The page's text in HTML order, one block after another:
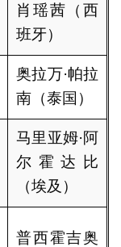
肖瑶茜（西
班牙）
奥拉万·帕拉
南（泰国）
马里亚姆·阿
尔霍达比
（埃及）
普西霍吉奥